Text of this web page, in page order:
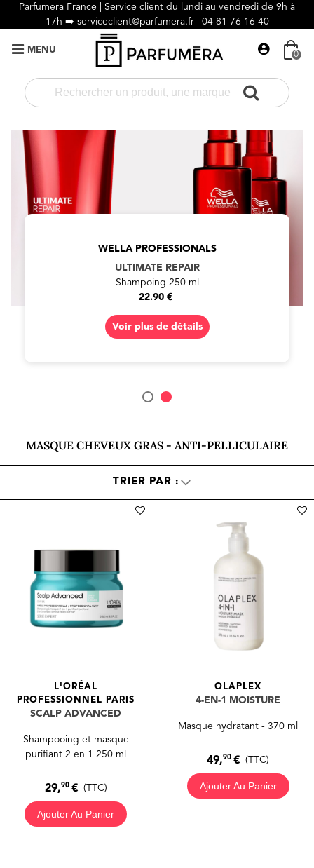
Parfumera France | Service client du lundi au vendredi de 9h à
17h ➡️ serviceclient@parfumera.fr | 04 81 76 16 40
MENU 0
WELLA PROFESSIONALS
ULTIMATE REPAIR
Shampoing 250 ml
22.90 €
Voir plus de détails
MASQUE CHEVEUX GRAS - ANTI-PELLICULAIRE
L'ORÉAL
PROFESSIONNEL PARIS
SCALP ADVANCED
Shampooing et masque
purifiant 2 en 1 250 ml
29,90 € (TTC)
Ajouter Au Panier
OLAPLEX
4-EN-1 MOISTURE
Masque hydratant - 370 ml
49,90€ (TTC)
Ajouter Au Panier